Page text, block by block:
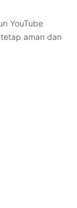
YouTube
aman dan